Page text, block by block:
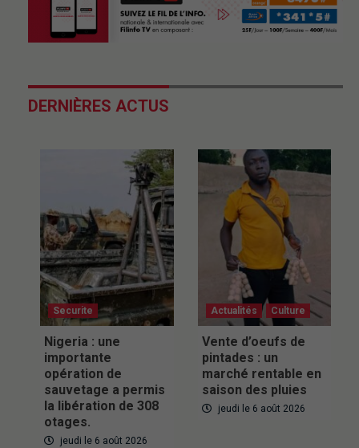
DERNIÈRES ACTUS
Securite
Nigeria : une
importante
opération de
sauvetage a permis
la libération de 308
otages.
jeudi le 6 août 2026
Actualités Culture
Vente d’oeufs de
pintades : un
marché rentable en
saison des pluies
jeudi le 6 août 2026